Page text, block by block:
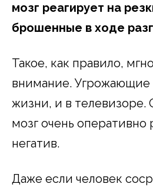
мозг реагирует на
брошенные в ходе
Такое, как правило,
внимание. Угрожающие
жизни, и в телевизоре.
мозг очень оперативно
негатив.
Даже если человек